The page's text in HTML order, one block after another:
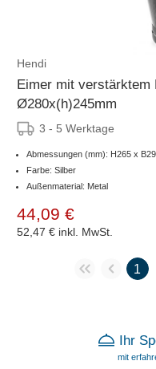
Hendi
Eimer mit verstärktem
Ø280x(h)245mm
3 - 5 Werktage
Abmessungen (mm): H265 x
Farbe: Silber
Außenmaterial: Metal
44,09 €
52,47 € inkl. MwSt.
1
Ihr
mit